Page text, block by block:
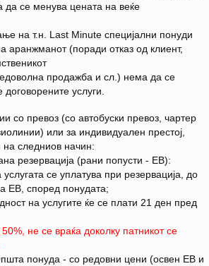
да се менува цената на веќе
на т.н. Last Minute специјални понуди
аранжманот (поради отказ од клиент,
продажба и сл.) нема да се
услуги.
со превоз (со автобуски превоз, чартер
или за индивидуален престој,
на следниов начин:
резервација (рани попусти - EB):
се уплатува при резервација, до
ЕВ, според понудата;
на услугите ќе се плати 21 ден пред
не се враќа доколку патникот се
понуда - со редовни цени (освен EB и